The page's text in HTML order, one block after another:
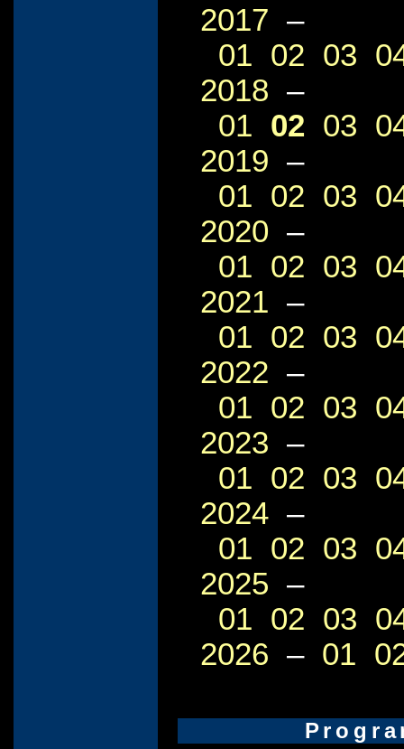
2017 –
01 02 03
2018 –
01 02 03
2019 –
01 02 03
2020 –
01 02 03
2021 –
01 02 03
2022 –
01 02 03
2023 –
01 02 03
2024 –
01 02 03
2025 –
01 02 03
2026 – 01